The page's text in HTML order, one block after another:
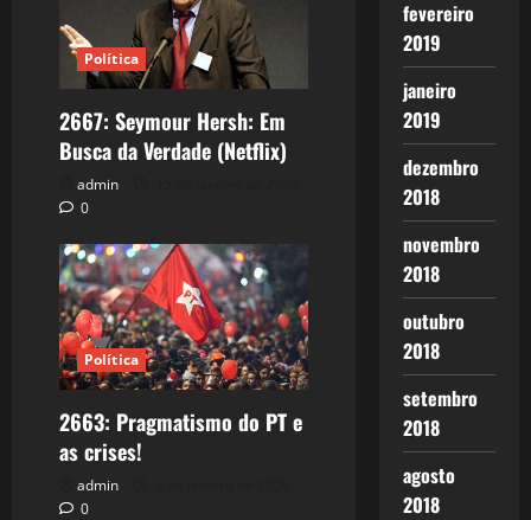
Política
2667: Seymour Hersh: Em
Busca da Verdade (Netflix)
admin
0
Política
2663: Pragmatismo do PT e
as crises!
admin
0
fevereiro
2019
janeiro
2019
dezembro
2018
novembro
2018
outubro
2018
setembro
2018
agosto
2018